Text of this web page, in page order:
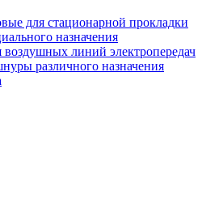
для стационарной прокладки
назначения
воздушных линий электропередач
различного назначения